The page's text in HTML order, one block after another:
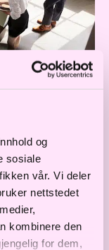
og
sosiale
vår. Vi deler
nettstedet
kombinere den
for dem,
vil dette
for
utvides til ett